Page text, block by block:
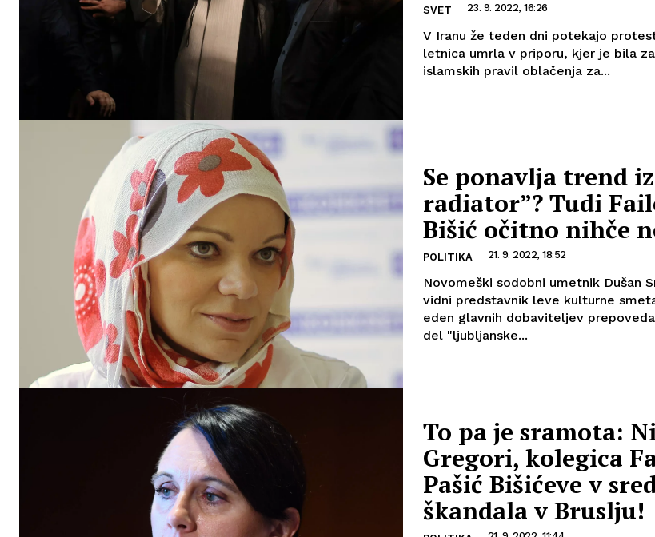
SVET 23. 9. 2022, 16:26
V Iranu že teden dni potekajo
letnica umrla v priporu, kjer je bila
islamskih pravil oblačenja za...
Se ponavlja trend
radiator”? Tudi
Bišić očitno nihče
POLITIKA 21. 9. 2022, 18:52
Novomeški sodobni umetnik Dušan
vidni predstavnik leve kulturne
eden glavnih dobaviteljev
del "ljubljanske...
To pa je sramota:
Gregori, kolegica
Pašić Bišićeve v
škandala v Bruslju!